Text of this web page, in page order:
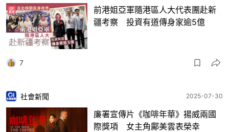
前港姐亞軍隨港區人大代表團赴新
疆考察 投資有道傳身家逾5億
7
社會新聞 2025-07-30
廉署宣傳片《咖啡年華》揚威兩國
際獎項 女主角鄺美雲表榮幸